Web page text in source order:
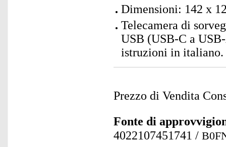
Dimensioni: 142 x
Telecamera di
USB (USB-C a
istruzioni in italiano.
Prezzo di Vendita
Fonte di
4022107451741 /